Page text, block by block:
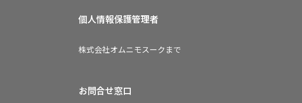
個人情報保護管理者
株式会社オムニモスークまで
お問合せ窓口